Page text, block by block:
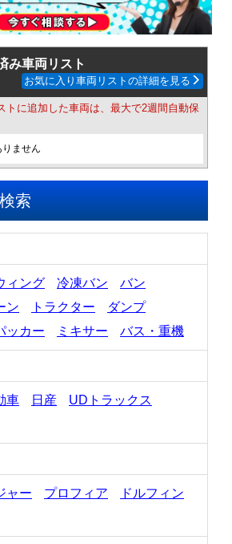
み車両リスト
お気に入り車両リストの詳細を見る
に追加した車両は、最大で2週間自動保
ません
索
ィング 冷凍バン
バン
ン トラクター
ダンプ
ッカー ミキサー バス・重機
車 日産
UDトラックス
ャー プロフィア
ドルフィン